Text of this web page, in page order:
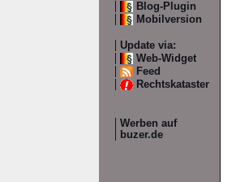
Blog-Plugin
Mobilversion
Update via:
Web-Widget
Feed
Rechtskataster
Werben auf
buzer.de